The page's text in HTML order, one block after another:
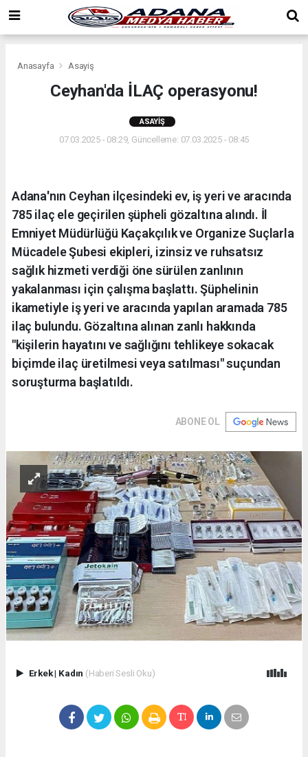
Anasayfa Asayiş
Ceyhan'da İLAÇ operasyonu!
ASAYIŞ
07.03.2025 - 08:29, Güncelleme: 07.03.2025 - 08:45
Adana'nın Ceyhan ilçesindeki ev, iş yeri ve aracında
785 ilaç ele geçirilen şüpheli gözaltına alındı. İl
Emniyet Müdürlüğü Kaçakçılık ve Organize Suçlarla
Mücadele Şubesi ekipleri, izinsiz ve ruhsatsız
sağlık hizmeti verdiği öne sürülen zanlının
yakalanması için çalışma başlattı. Şüphelinin
ikametiyle iş yeri ve aracında yapılan aramada 785
ilaç bulundu. Gözaltına alınan zanlı hakkında
"kişilerin hayatını ve sağlığını tehlikeye sokacak
biçimde ilaç üretilmesi veya satılması" suçundan
soruşturma başlatıldı.
ABONE OL
Erkek| Kadın (Haberi Sesli Oku)